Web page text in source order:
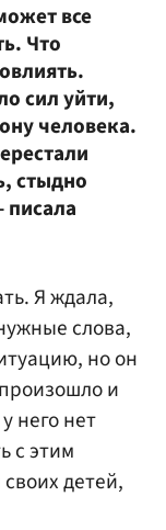
все
Что
сил уйти,
человека.
стыдно
писала
Я ждала,
слова,
но он
и
него нет
с этим
детей,